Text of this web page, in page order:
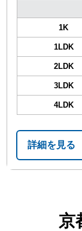
1K
1LDK
2LDK
3LDK
4LDK
詳細を見る
京